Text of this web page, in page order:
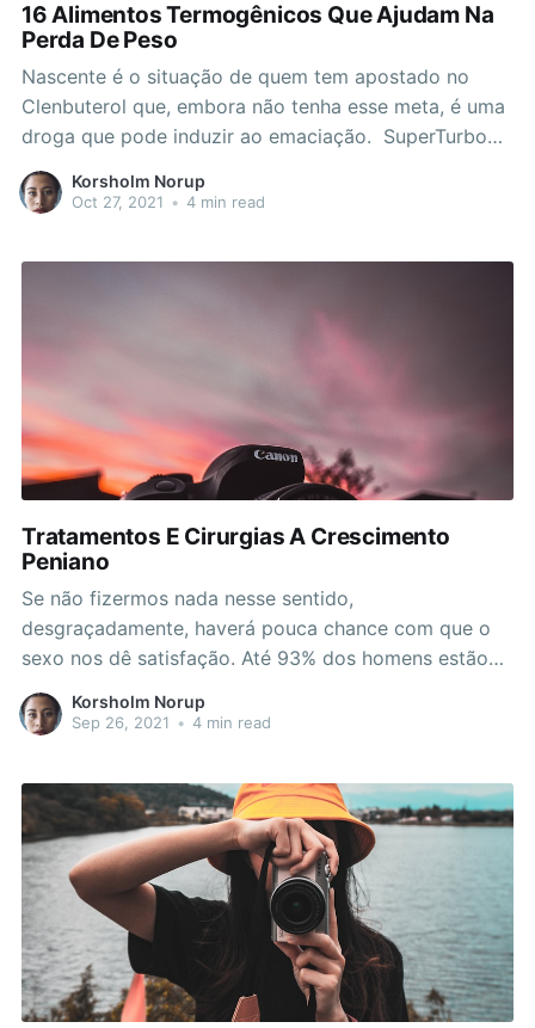
16 Alimentos Termogênicos Que Ajudam Na
Perda De Peso
Nascente é o situação de quem tem apostado no
Clenbuterol que, embora não tenha esse meta, é uma
droga que pode induzir ao emaciação. SuperTurbo
Max depoimentos conseguem estar consumidos com
indicação médica, mas são uma enganação em
queime mais calorias, os ganhos
Korsholm Norup
Oct 27, 2021 • 4 min read
Tratamentos E Cirurgias A Crescimento
Peniano
Se não fizermos nada nesse sentido,
desgraçadamente, haverá pouca chance com que o
sexo nos dê satisfação. Até 93% dos homens estão
satisfeitos com o tratamento e também recomendam
este produto! Clique e peça agora, graças ao qual
Korsholm Norup
Sep 26, 2021 • 4 min read